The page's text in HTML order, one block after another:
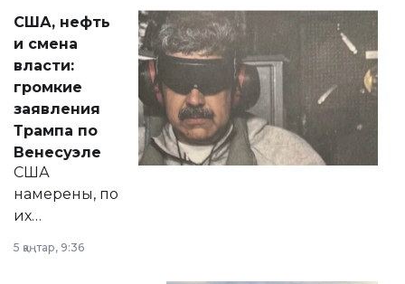
актуальных тем —
от слухов о
политических
реформах до
вопросов армии,
экономики и
личного здоровья.
США, нефть
и смена
власти:
громкие
заявления
Трампа по
Венесуэле
США
намерены, по
их
принести
5 қаңтар, 9:36